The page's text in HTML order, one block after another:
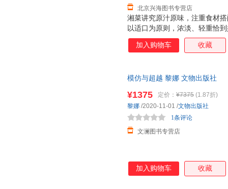
湘菜讲究原汁原味，注重食材
以适口为原则，浓淡、轻重恰
典湘菜、□67款家常湘菜，尖
干、湘卤牛肉、手菜……荤素
大菜系( 鲁菜、川菜、之一。
千 多年的历史，早在春秋战 国
表现出了差异；唐宋时 ，南食
川菜、苏菜、鲁
北京兴海图书专营店
加入购物车 收藏
模仿与超越 黎娜 文物出版社
¥1375 定价： ¥7375 (1.87折)
文澜图书专营店
1条评论
黎娜 /2020-11-01 /文物出版社
加入购物车 收藏